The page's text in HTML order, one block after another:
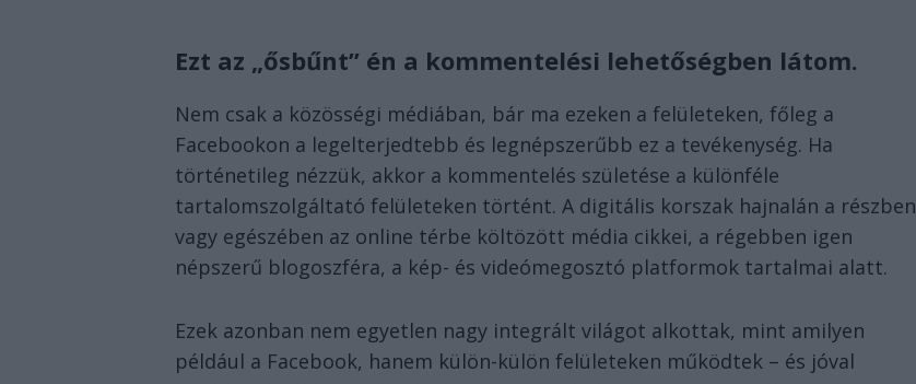
Ezt az „ősbűnt” én a kommentelési lehetőségben látom.
Nem csak a közösségi médiában, bár ma ezeken a felületeken, főleg a
Facebookon a legelterjedtebb és legnépszerűbb ez a tevékenység. Ha
történetileg nézzük, akkor a kommentelés születése a különféle
tartalomszolgáltató felületeken történt. A digitális korszak hajnalán a részben
vagy egészében az online térbe költözött média cikkei, a régebben igen
népszerű blogoszféra, a kép- és videómegosztó platformok tartalmai alatt.
Ezek azonban nem egyetlen nagy integrált világot alkottak, mint amilyen
például a Facebook, hanem külön-külön felületeken működtek – és jóval